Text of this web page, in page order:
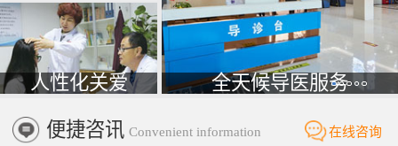
人性化关爱 全天候导医服务
便捷咨讯 Convenient information 在线咨询